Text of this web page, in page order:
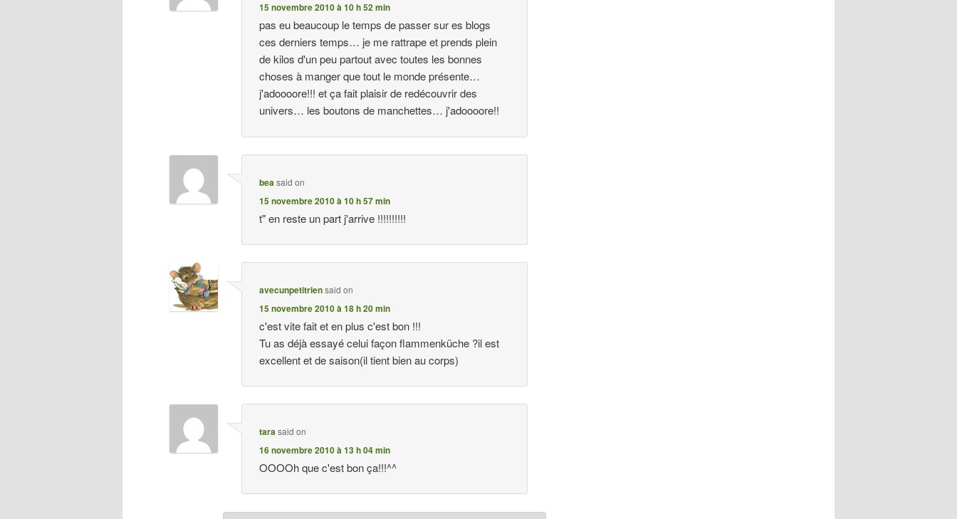
15 novembre 2010 à 10 h 52 min
pas eu beaucoup le temps de passer sur es blogs
ces derniers temps… je me rattrape et prends plein
de kilos d'un peu partout avec toutes les bonnes
choses à manger que tout le monde présente…
j'adoooore!!! et ça fait plaisir de redécouvrir des
univers… les boutons de manchettes… j'adoooore!!
beasaid on
15 novembre 2010 à 10 h 57 min
t" en reste un part j'arrive !!!!!!!!!!
avecunpetitriensaid on
15 novembre 2010 à 18 h 20 min
c'est vite fait et en plus c'est bon !!!
Tu as déjà essayé celui façon flammenküche ?il est
excellent et de saison(il tient bien au corps)
tarasaid on
16 novembre 2010 à 13 h 04 min
OOOOh que c'est bon ça!!!^^